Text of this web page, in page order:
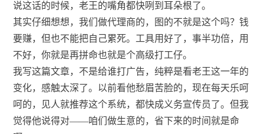
说这话的时候，老王的嘴角都快咧到耳朵根了。
其实仔细想想，我们做代理商的，图的不就是这个吗？钱
要赚，但也不能把自己累死。工具用好了，事半功倍，用
不好，你就是再拼命也就是个高级打工仔。
我写这篇文章，不是给谁打广告，纯粹是看老王这一年的
变化，感触太深了。以前看他愁眉苦脸的，现在每天乐呵
呵的，见人就推荐这个系统，都快成义务宣传员了。但我
觉得他说得对——咱们做生意的，省下来的时间就是命